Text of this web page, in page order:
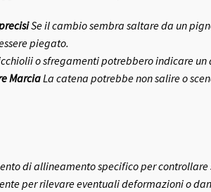
Se il cambio sembra saltare da un
piegato.
o sfregamenti potrebbero indicare un
MarciaLa catena potrebbe non salire o
di allineamento specifico per controllare
per rilevare eventuali deformazioni o